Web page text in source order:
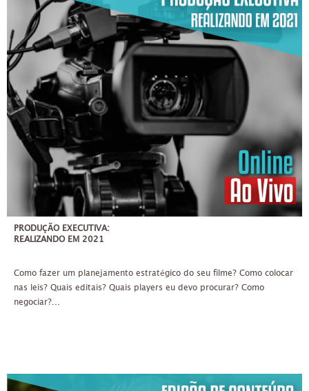
PRODUÇÃO EXECUTIVA:
REALIZANDO EM 2021
Como fazer um planejamento estratégico do seu filme? Como colocar
nas leis? Quais editais? Quais players eu devo procurar? Como
negociar?...